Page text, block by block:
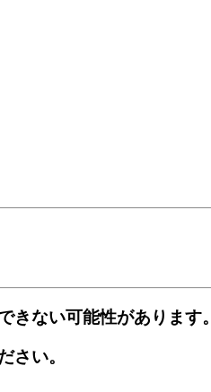
きない可能性があります。
さい。